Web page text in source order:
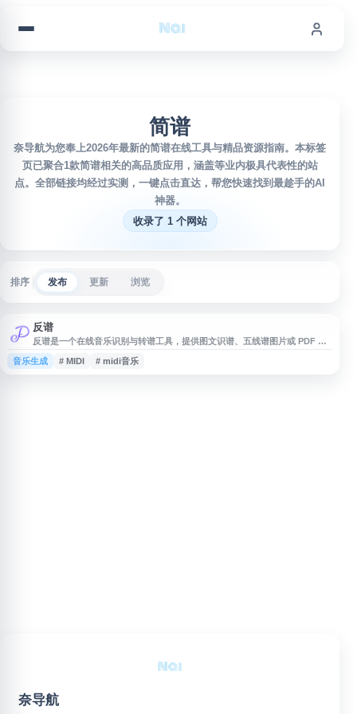
简谱
奈导航为您奉上2026年最新的简谱在线工具与精品资源指南。本标签
页已聚合1款简谱相关的高品质应用，涵盖等业内极具代表性的站
点。全部链接均经过实测，一键点击直达，帮您快速找到最趁手的AI
神器。
收录了 1 个网站
排序 发布 更新 浏览
反谱
反谱是一个在线音乐识别与转谱工具，提供图文识谱、五线谱图片或 PDF 识
别、五线谱转简谱、音乐转 MIDI 与乐谱生成等功能。网站支持将 MP3、
FLAC、OGG 等音频中的旋律转换为 MIDI、五线谱或简谱文件，并提供在线
音乐生成 # MIDI # midi音乐
奈导航